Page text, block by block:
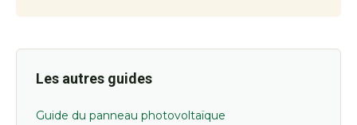
Les autres guides
Guide du panneau photovoltaïque